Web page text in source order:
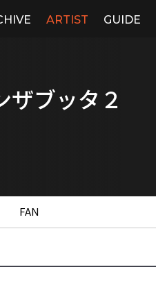
ARTIST GUIDE
ザブッタ２
FAN